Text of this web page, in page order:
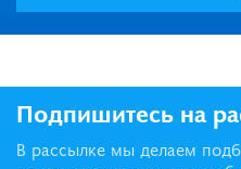
Подпишитесь на
В рассылке мы делаем